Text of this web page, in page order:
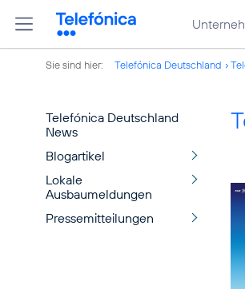
Sie sind hier: Telefónica Deutschland
Telefónica Deutschland
News
Blogartikel
Lokale
Ausbaumeldungen
Pressemitteilungen